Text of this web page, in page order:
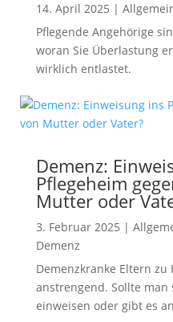
14. April 2025 |
Pflegende Angehörige
woran Sie Überlastung
wirklich entlastet.
Demenz:
Pflegeheim
Mutter oder
3. Februar 2025 |
Demenz
Demenzkranke Eltern zu
anstrengend. Sollte man
einweisen oder gibt es